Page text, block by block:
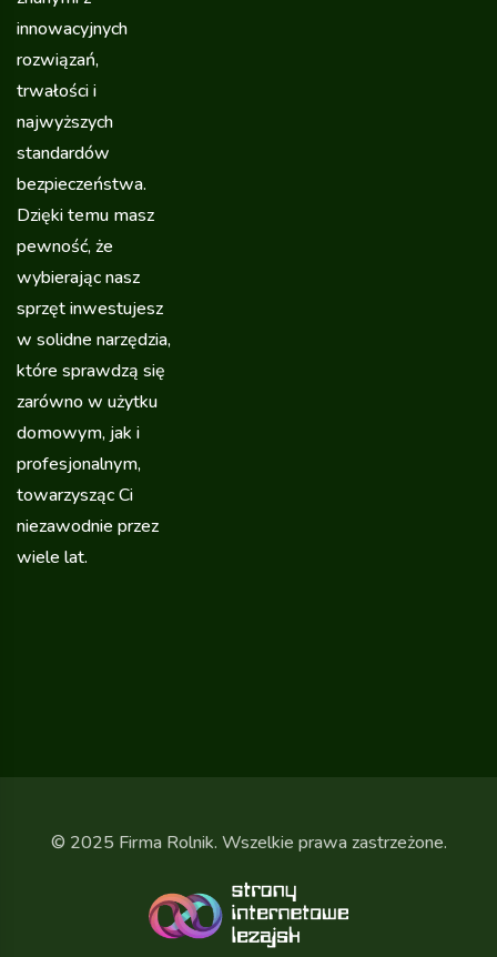
innowacyjnych
rozwiązań,
trwałości i
najwyższych
standardów
bezpieczeństwa.
Dzięki temu masz
pewność, że
wybierając nasz
sprzęt inwestujesz
w solidne narzędzia,
które sprawdzą się
zarówno w użytku
domowym, jak i
profesjonalnym,
towarzysząc Ci
niezawodnie przez
wiele lat.
© 2025 Firma Rolnik. Wszelkie prawa zastrzeżone.